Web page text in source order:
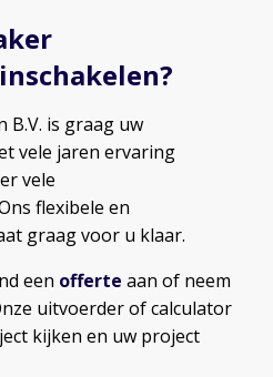
B.V. is graag uw
vele jaren ervaring
vele
flexibele en
graag voor u klaar.
een offerte aan of neem
uitvoerder of calculator
kijken en uw project